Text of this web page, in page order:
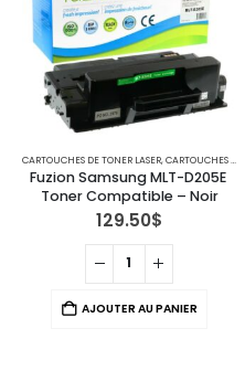
CARTOUCHES DE TONER LASER,CARTOUCHES POUR IMPRIMANTES SAMSUNG
Fuzion Samsung MLT-D205E
Toner Compatible – Noir
129.50$
AJOUTER AU PANIER